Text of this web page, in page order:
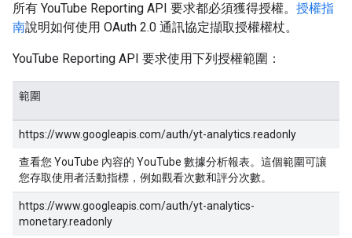
所有 YouTube Reporting API 要求都必須獲得授權。 授權指
南說明如何使用 OAuth 2.0 通訊協定擷取授權權杖。
YouTube Reporting API 要求使用下列授權範圍：
範圍
https://www.googleapis.com/auth/yt-analytics.readonly
查看您 YouTube 內容的 YouTube 數據分析報表。這個範圍可讓
您存取使用者活動指標，例如觀看次數和評分次數。
https://www.googleapis.com/auth/yt-analytics-
monetary.readonly